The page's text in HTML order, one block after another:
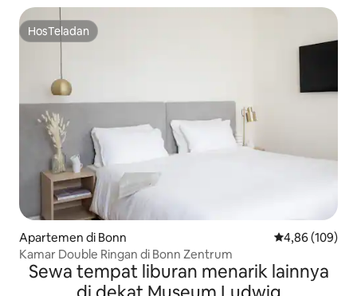
HosTeladan
HosTeladan
Apartemen di Bonn Nilai rata-rata
4,86 (109)
Kamar Double Ringan di Bonn Zentrum
Sewa tempat liburan menarik lainnya